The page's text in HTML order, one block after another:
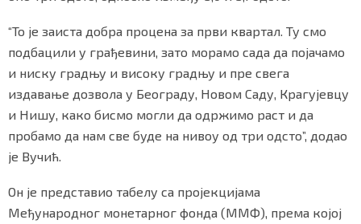
“То је заиста добра процена за први квартал. Ту смо
подбацили у грађевини, зато морамо сада да појачамо
и ниску градњу и високу градњу и пре свега
издавање дозвола у Београду, Новом Саду, Крагујевцу
и Нишу, како бисмо могли да одржимо раст и да
пробамо да нам све буде на нивоу од три одсто”, додао
је Вучић.
Он је представио табелу са пројекцијама
Међународног монетарног фонда (ММФ), према којој